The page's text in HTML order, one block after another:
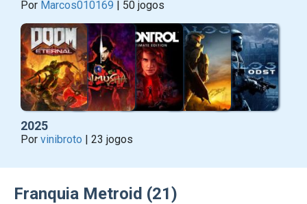
Por Marcos010169 | 50 jogos
2025
Por vinibroto | 23 jogos
Franquia Metroid (21)